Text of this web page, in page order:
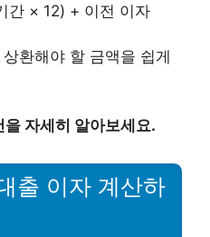
간 × 12) + 이전 이자
환해야 할 금액을 쉽게
자세히 알아보세요.
출 이자 계산하